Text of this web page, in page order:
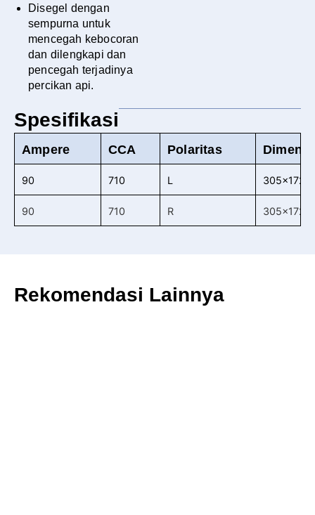
Disegel dengan
sempurna untuk
mencegah kebocoran
dan dilengkapi dan
pencegah terjadinya
percikan api.
Spesifikasi
Ampere CCA Polaritas
90 710 L
90 710 R
Rekomendasi Lainnya